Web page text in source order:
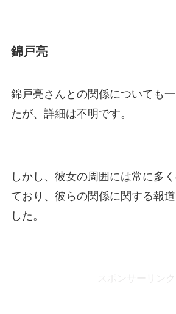
錦戸亮
錦戸亮さんとの関係についても
たが、詳細は不明です。
しかし、彼女の周囲には常に多
ており、彼らの関係に関する報
した。